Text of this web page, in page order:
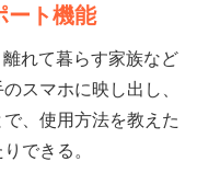
ート機能
れて暮らす家族など
スマホに映し出し、
、使用方法を教えた
できる。